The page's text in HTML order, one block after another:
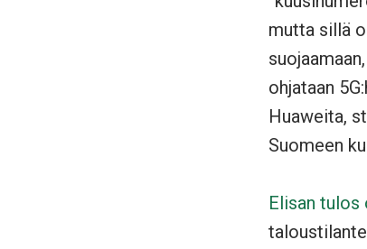
mutta sillä
ohjataan
Huaweita,
Suomeen
Elisan